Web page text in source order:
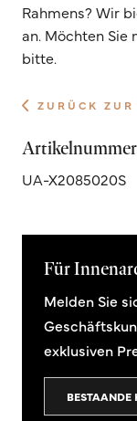
Rahmens? Wir
an. Möchten Sie
bitte.
ZURÜCK
Artikelnummer
UA-X2085020S
Für
Melden Sie
exklusiven
BESTAANDE